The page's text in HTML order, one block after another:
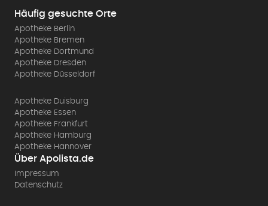
Häufig gesuchte Orte
Apotheke Berlin
Apotheke Bremen
Apotheke Dortmund
Apotheke Dresden
Apotheke Düsseldorf
Apotheke Duisburg
Apotheke Essen
Apotheke Frankfurt
Apotheke Hamburg
Apotheke Hannover
Über Apolista.de
Impressum
Datenschutz